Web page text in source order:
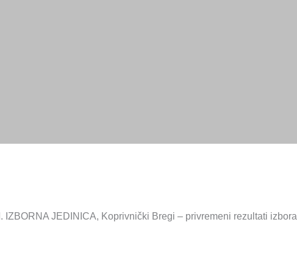
II. IZBORNA JEDINICA, Koprivnički Bregi – privremeni rezultati izbora